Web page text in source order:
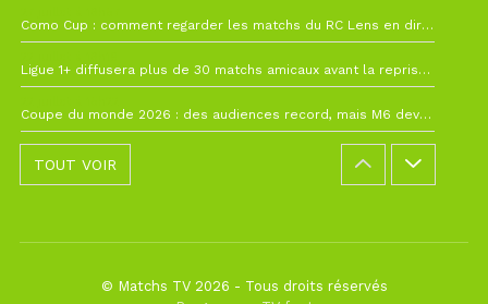
Como Cup : comment regarder les matchs du RC Lens en direct ?
Ligue 1+ diffusera plus de 30 matchs amicaux avant la reprise de la Ligue 1
Coupe du monde 2026 : des audiences record, mais M6 devrait perdre très gros !
TOUT VOIR
© Matchs TV 2026 - Tous droits réservés